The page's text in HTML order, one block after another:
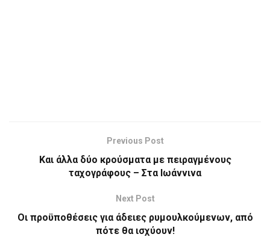
Previous Post
Kαι άλλα δύο κρούσματα με πειραγμένους
ταχογράφους – Στα Ιωάννινα
Next Post
Oι προϋποθέσεις για άδειες ρυμουλκούμενων, από
πότε θα ισχύουν!